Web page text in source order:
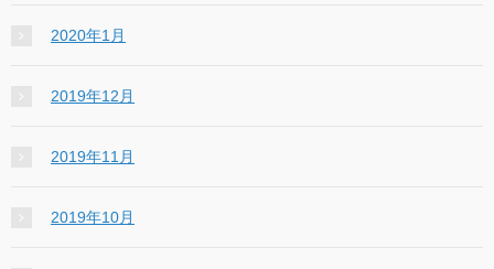
2020年1月
2019年12月
2019年11月
2019年10月